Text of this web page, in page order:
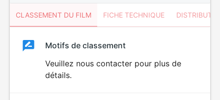
CLASSEMENT DU FILM FICHE TECHNIQUE
ClassementClassement
Motifs de classement
Veuillez nous contacter pour plus de
détails.